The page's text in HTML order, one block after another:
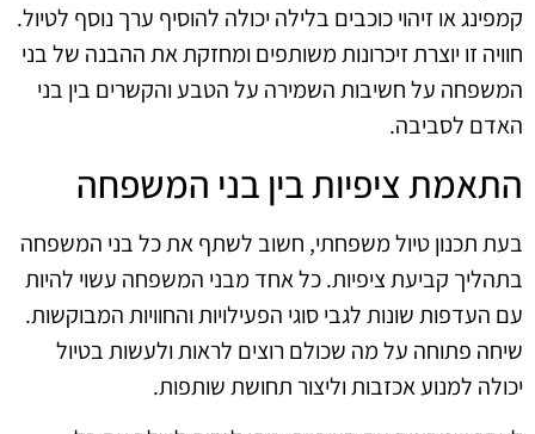
קמפינג או זיהוי כוכבים בלילה יכולה להוסיף ערך נוסף לטיול.
חוויה זו יוצרת זיכרונות משותפים ומחזקת את ההבנה של בני
המשפחה על חשיבות השמירה על הטבע והקשרים בין בני
האדם לסביבה.
התאמת ציפיות בין בני המשפחה
בעת תכנון טיול משפחתי, חשוב לשתף את כל בני המשפחה
בתהליך קביעת ציפיות. כל אחד מבני המשפחה עשוי להיות
עם העדפות שונות לגבי סוגי הפעילויות והחוויות המבוקשות.
שיחה פתוחה על מה שכולם רוצים לראות ולעשות בטיול
יכולה למנוע אכזבות וליצור תחושת שותפות.